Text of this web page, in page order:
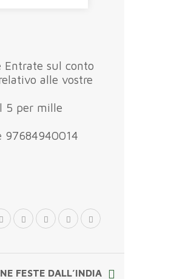
Entrate sul conto
alle vostre
5 per mille
97684940014
FESTE DALL’INDIA